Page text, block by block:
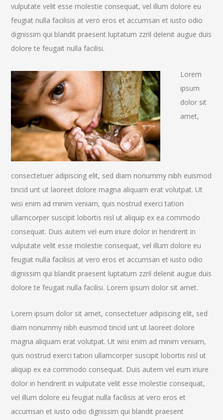
vulputate velit esse molestie consequat, vel illum dolore eu
feugiat nulla facilisis at vero eros et accumsan et iusto odio
dignissim qui blandit praesent luptatum zzril delenit augue duis
dolore te feugait nulla facilisi.
Lorem
ipsum
dolor sit
amet,
consectetuer adipiscing elit, sed diam nonummy nibh euismod
tincid unt ut laoreet dolore magna aliquam erat volutpat. Ut
wisi enim ad minim veniam, quis nostrud exerci tation
ullamcorper suscipit lobortis nisl ut aliquip ex ea commodo
consequat. Duis autem vel eum iriure dolor in hendrerit in
vulputate velit esse molestie consequat, vel illum dolore eu
feugiat nulla facilisis at vero eros et accumsan et iusto odio
dignissim qui blandit praesent luptatum zzril delenit augue duis
dolore te feugait nulla facilisi. Lorem ipsum dolor sit amet.
Lorem ipsum dolor sit amet, consectetuer adipiscing elit, sed
diam nonummy nibh euismod tincid unt ut laoreet dolore
magna aliquam erat volutpat. Ut wisi enim ad minim veniam,
quis nostrud exerci tation ullamcorper suscipit lobortis nisl ut
aliquip ex ea commodo consequat. Duis autem vel eum iriure
dolor in hendrerit in vulputate velit esse molestie consequat,
vel illum dolore eu feugiat nulla facilisis at vero eros et
accumsan et iusto odio dignissim qui blandit praesent